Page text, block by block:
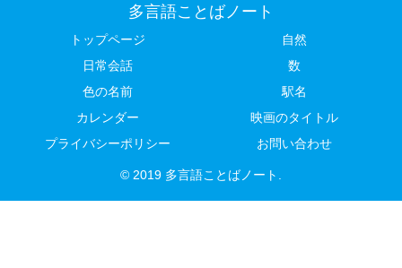
多言語ことばノート
トップページ
自然
日常会話
数
色の名前
駅名
カレンダー
映画のタイトル
プライバシーポリシー
お問い合わせ
© 2019 多言語ことばノート.